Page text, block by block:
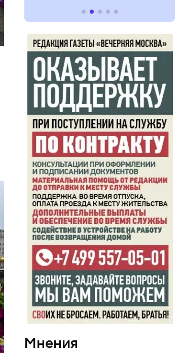
Мнения